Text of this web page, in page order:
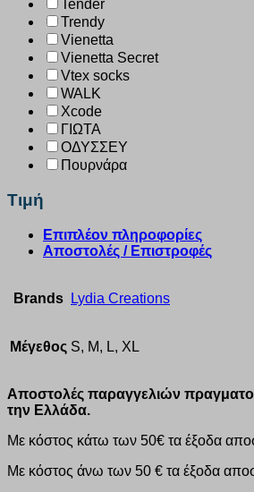
Tender
Trendy
Vienetta
Vienetta Secret
Vtex socks
WALK
Xcode
ΓΙΩΤΑ
ΟΔΥΣΣΕΥ
Πουρνάρα
Τιμή
Επιπλέον πληροφορίες
Αποστολές / Επιστροφές
Brands Lydia Creations
Μέγεθος S, M, L, XL
Αποστολές παραγγελιών
την Ελλάδα.
Με κόστος κάτω των 50€ τα έξοδα
Με κόστος άνω των 50 € τα έξοδα